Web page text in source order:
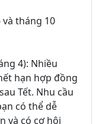
tháng 10
4): Nhiều
hạn hợp đồng
Tết. Nhu cầu
có thể dễ
và có cơ hội